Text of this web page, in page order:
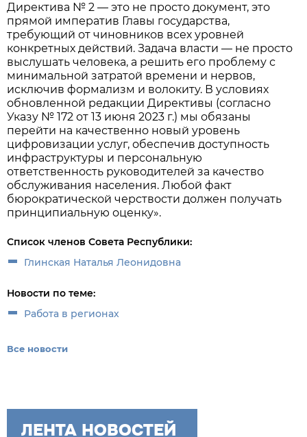
Директива № 2 — это не просто документ, это
прямой императив Главы государства,
требующий от чиновников всех уровней
конкретных действий. Задача власти — не просто
выслушать человека, а решить его проблему с
минимальной затратой времени и нервов,
исключив формализм и волокиту. В условиях
обновленной редакции Директивы (согласно
Указу № 172 от 13 июня 2023 г.) мы обязаны
перейти на качественно новый уровень
цифровизации услуг, обеспечив доступность
инфраструктуры и персональную
ответственность руководителей за качество
обслуживания населения. Любой факт
бюрократической черствости должен получать
принципиальную оценку».
Список членов Совета Республики:
Глинская Наталья Леонидовна
Новости по теме:
Работа в регионах
Все новости
ЛЕНТА НОВОСТЕЙ